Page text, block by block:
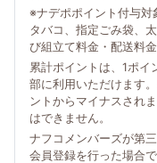
※ナデポポイント付与
タバコ、指定ごみ袋、
び組立て料金・配送料
累計ポイントは、1ポ
部に利用いただけます
ントからマイナスされ
はできません。
ナフコメンバーズが第
会員登録を行った場合